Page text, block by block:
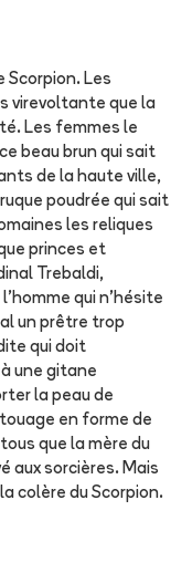
Scorpion. Les
virevoltante que la
Les femmes le
beau brun qui sait
de la haute ville,
poudrée qui sait
les reliques
princes et
Trebaldi,
qui n'hésite
un prêtre trop
qui doit
une gitane
la peau de
en forme de
que la mère du
aux sorcières. Mais
colère du Scorpion.